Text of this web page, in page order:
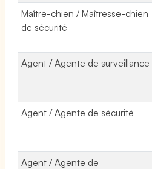
Maître-chien / Maîtresse-chien
de sécurité
Agent / Agente de surveillance
Agent / Agente de sécurité
Agent / Agente de